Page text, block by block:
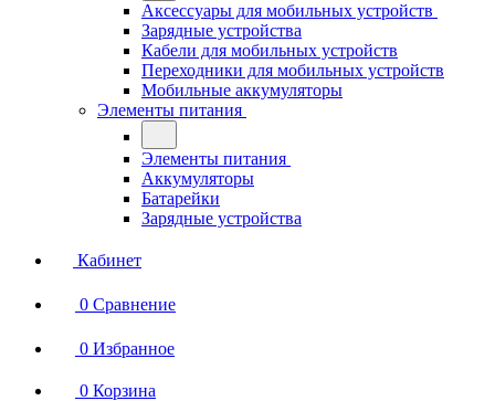
Аксессуары для мобильных устройств
Зарядные устройства
Кабели для мобильных устройств
Переходники для мобильных устройств
Мобильные аккумуляторы
Элементы питания
Элементы питания
Аккумуляторы
Батарейки
Зарядные устройства
Кабинет
0 Сравнение
0 Избранное
0 Корзина